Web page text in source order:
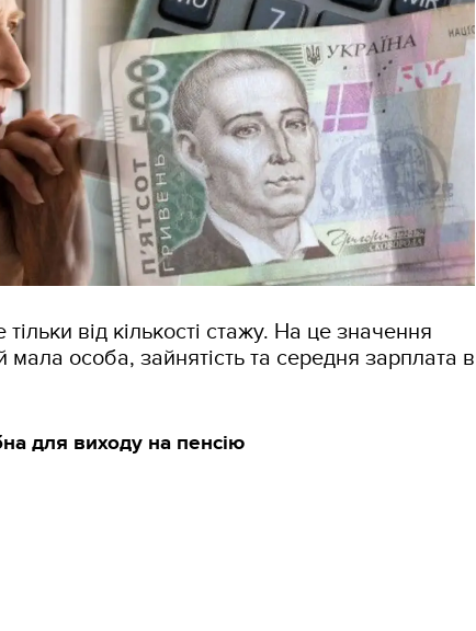
від кількості стажу. На це значення
мала особа, зайнятість та середня зарплата в
для виходу на пенсію